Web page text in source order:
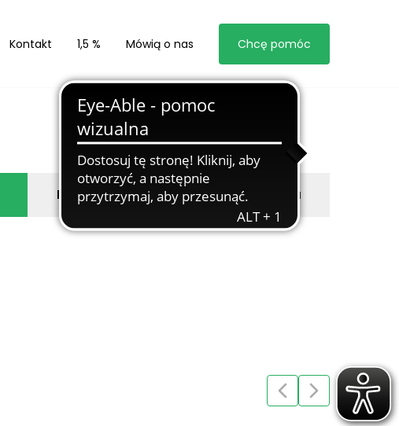
Kontakt 1,5 % Mówią o nas Chcę pomóc
Byli z nami Zgłoś marzyciela